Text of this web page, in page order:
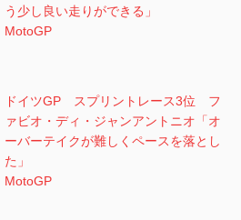
う少し良い走りができる」
MotoGP
ドイツGP スプリントレース3位 フ
ァビオ・ディ・ジャンアントニオ「オ
ーバーテイクが難しくペースを落とし
た」
MotoGP